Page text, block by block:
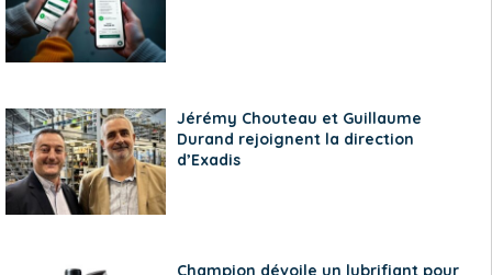
Jérémy Chouteau et Guillaume
Durand rejoignent la direction
d’Exadis
Champion dévoile un lubrifiant pour